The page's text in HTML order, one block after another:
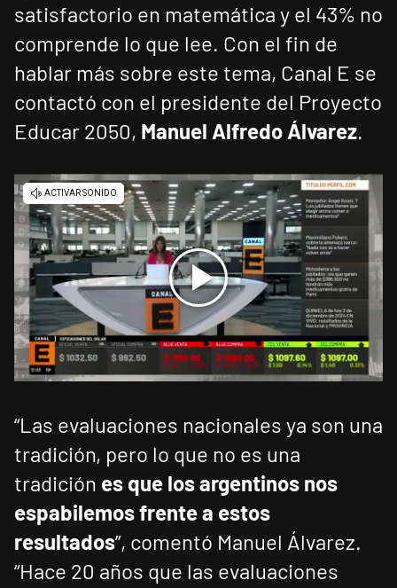
satisfactorio en matemática y el 43% no
comprende lo que lee. Con el fin de
hablar más sobre este tema, Canal E se
contactó con el presidente del Proyecto
Educar 2050, Manuel Alfredo Álvarez.
“Las evaluaciones nacionales ya son una
tradición, pero lo que no es una
tradición es que los argentinos nos
espabilemos frente a estos
resultados”, comentó Manuel Álvarez.
“Hace 20 años que las evaluaciones